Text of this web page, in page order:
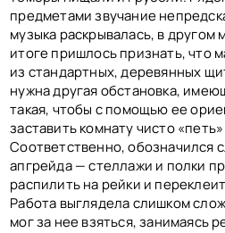
предметами звучание
музыка раскрывалась, в другом
итоге пришлось признать, что
из стандартных, деревянных
нужна другая обстановка,
такая, чтобы с помощью ее
заставить комнату чисто
Соответственно, обозначился
апгрейда — стеллажи и полки
распилить на рейки и
Работа выглядела слишком
мог за нее взяться, занимаясь